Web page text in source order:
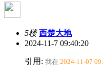
5楼 西楚大地
2024-11-7 09:40:20
引用: 我在 2024-11-07